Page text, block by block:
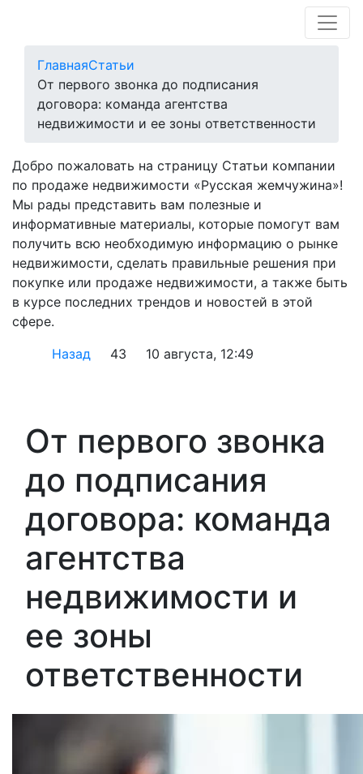
ГлавнаяСтатьи
От первого звонка до подписания
договора: команда агентства
недвижимости и ее зоны ответственности
Добро пожаловать на страницу Статьи компании
по продаже недвижимости «Русская жемчужина»!
Мы рады представить вам полезные и
информативные материалы, которые помогут вам
получить всю необходимую информацию о рынке
недвижимости, сделать правильные решения при
покупке или продаже недвижимости, а также быть
в курсе последних трендов и новостей в этой
сфере.
Назад
43 10 августа, 12:49
От первого звонка
до подписания
договора: команда
агентства
недвижимости и
ее зоны
ответственности